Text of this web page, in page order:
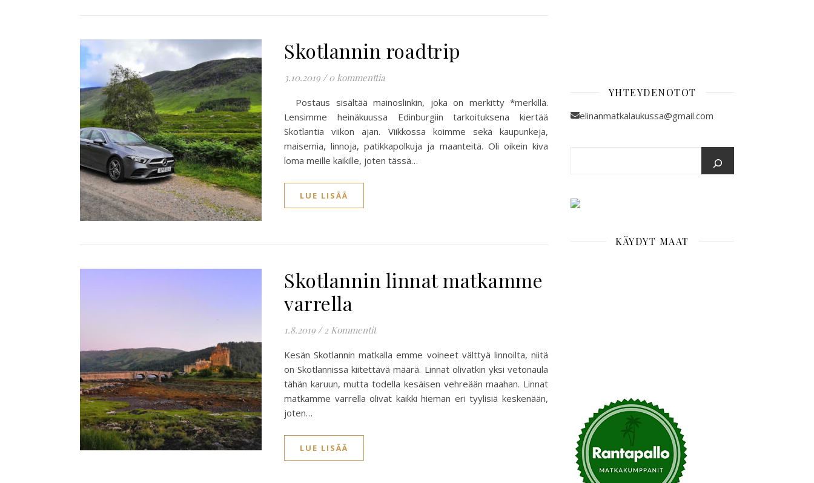
Skotlannin roadtrip
3.10.2019 / 0 kommenttia
Postaus sisältää mainoslinkin, joka on merkitty *merkillä.
Lensimme heinäkuussa Edinburgiin tarkoituksena kiertää
Skotlantia viikon ajan. Viikkossa koimme sekä kaupunkeja,
maisemia, linnoja, patikkapolkuja ja maanteitä. Oli oikein kiva
loma meille kaikille, joten tässä…
LUE LISÄÄ
Skotlannin linnat matkamme
varrella
1.8.2019 / 2 Kommentit
Kesän Skotlannin matkalla emme voineet välttyä linnoilta, niitä
on Skotlannissa kiitettävä määrä. Linnat olivatkin yksi vetonaula
tähän karuun, mutta todella kesäisen vehreään maahan. Linnat
matkamme varrella olivat kaikki hieman eri tyylisiä keskenään,
joten…
LUE LISÄÄ
YHTEYDENOTOT
elinanmatkalaukussa@gmail.com
KÄYDYT MAAT